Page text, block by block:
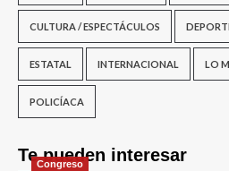
CULTURA / ESPECTÁCULOS
ESTATAL INTERNACIONAL LO
POLICÍACA
Te pueden interesar
Congreso